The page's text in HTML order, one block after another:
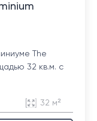
The
32 кв.м. с
32 м²